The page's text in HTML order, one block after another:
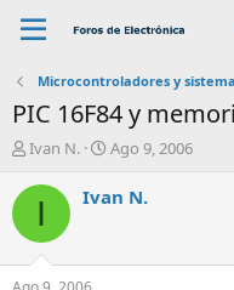
Microcontroladores y
PIC 16F84 y
A
t
r
Ivan N.
F
c
Ago 9, 2006
I Ivan N.